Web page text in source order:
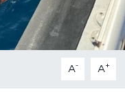
A- A+